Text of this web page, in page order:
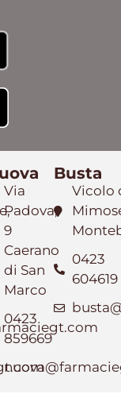
Via
Padova,
9
Caerano
di San
Marco
0423
859669
Busta
Vicolo
0423
604619